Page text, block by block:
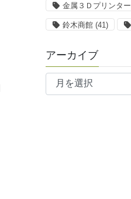
金属３Ｄプリンター
鈴木商館 (41)
アーカイブ
ア